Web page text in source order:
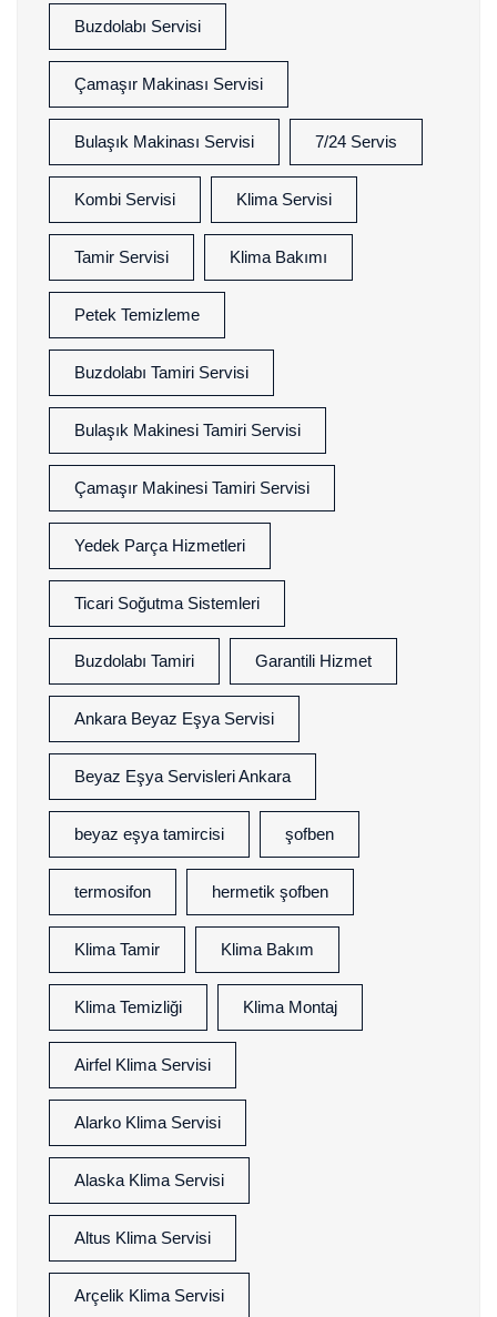
Buzdolabı Servisi
Çamaşır Makinası Servisi
Bulaşık Makinası Servisi 7/24 Servis
Kombi Servisi Klima Servisi
Tamir Servisi Klima Bakımı
Petek Temizleme
Buzdolabı Tamiri Servisi
Bulaşık Makinesi Tamiri Servisi
Çamaşır Makinesi Tamiri Servisi
Yedek Parça Hizmetleri
Ticari Soğutma Sistemleri
Buzdolabı Tamiri Garantili Hizmet
Ankara Beyaz Eşya Servisi
Beyaz Eşya Servisleri Ankara
beyaz eşya tamircisi şofben
termosifon hermetik şofben
Klima Tamir Klima Bakım
Klima Temizliği Klima Montaj
Airfel Klima Servisi
Alarko Klima Servisi
Alaska Klima Servisi
Altus Klima Servisi
Arçelik Klima Servisi